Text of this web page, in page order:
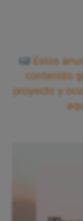
Estos
contenido
proyecto y